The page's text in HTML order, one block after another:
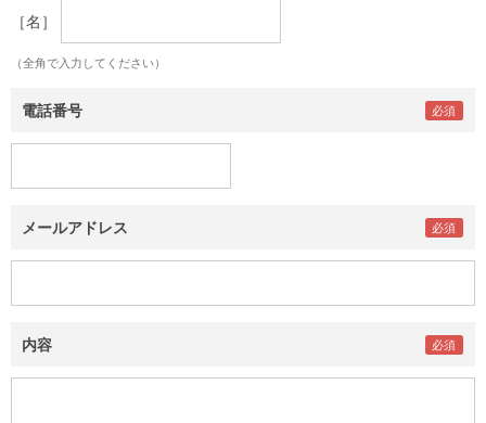
［名］
（全角で入力してください）
電話番号
メールアドレス
内容